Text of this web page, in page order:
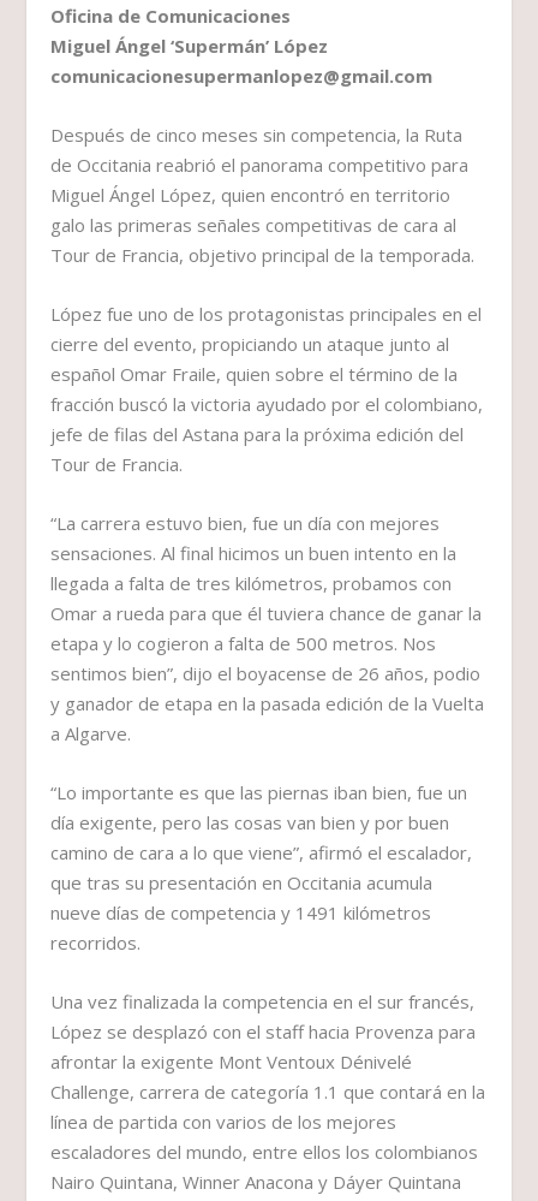
Oficina de Comunicaciones
Miguel Ángel ‘Supermán’ López
comunicacionesupermanlopez@gmail.com
Después de cinco meses sin competencia, la Ruta
de Occitania reabrió el panorama competitivo para
Miguel Ángel López, quien encontró en territorio
galo las primeras señales competitivas de cara al
Tour de Francia, objetivo principal de la temporada.
López fue uno de los protagonistas principales en el
cierre del evento, propiciando un ataque junto al
español Omar Fraile, quien sobre el término de la
fracción buscó la victoria ayudado por el colombiano,
jefe de filas del Astana para la próxima edición del
Tour de Francia.
“La carrera estuvo bien, fue un día con mejores
sensaciones. Al final hicimos un buen intento en la
llegada a falta de tres kilómetros, probamos con
Omar a rueda para que él tuviera chance de ganar la
etapa y lo cogieron a falta de 500 metros. Nos
sentimos bien”, dijo el boyacense de 26 años, podio
y ganador de etapa en la pasada edición de la Vuelta
a Algarve.
“Lo importante es que las piernas iban bien, fue un
día exigente, pero las cosas van bien y por buen
camino de cara a lo que viene”, afirmó el escalador,
que tras su presentación en Occitania acumula
nueve días de competencia y 1491 kilómetros
recorridos.
Una vez finalizada la competencia en el sur francés,
López se desplazó con el staff hacia Provenza para
afrontar la exigente Mont Ventoux Dénivelé
Challenge, carrera de categoría 1.1 que contará en la
línea de partida con varios de los mejores
escaladores del mundo, entre ellos los colombianos
Nairo Quintana, Winner Anacona y Dáyer Quintana